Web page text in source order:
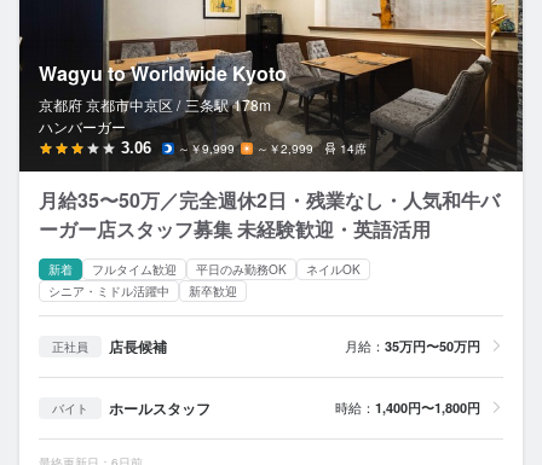
Wagyu to Worldwide Kyoto
京都府 京都市中京区 / 三条駅 178m
ハンバーガー
3.06 ～￥9,999 ～￥2,999 14席
月給35〜50万／完全週休2日・残業なし・人気和牛バ
ーガー店スタッフ募集 未経験歓迎・英語活用
新着 フルタイム歓迎 平日のみ勤務OK
ネイルOK
シニア・ミドル活躍中
新卒歓迎
正社員 店長候補 月給： 35万円〜50万円
バイト ホールスタッフ 時給： 1,400円〜1,800円